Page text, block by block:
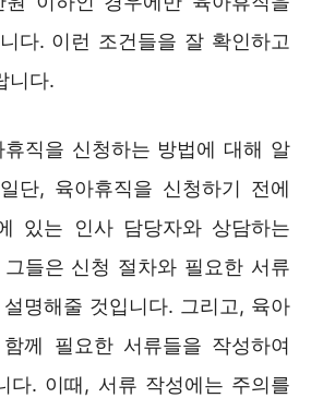
다. 이런 조건들을 잘 확인하고
니다.
직을 신청하는 방법에 대해 알
단, 육아휴직을 신청하기 전에
있는 인사 담당자와 상담하는
들은 신청 절차와 필요한 서류
명해줄 것입니다. 그리고, 육아
께 필요한 서류들을 작성하여
다. 이때, 서류 작성에는 주의를